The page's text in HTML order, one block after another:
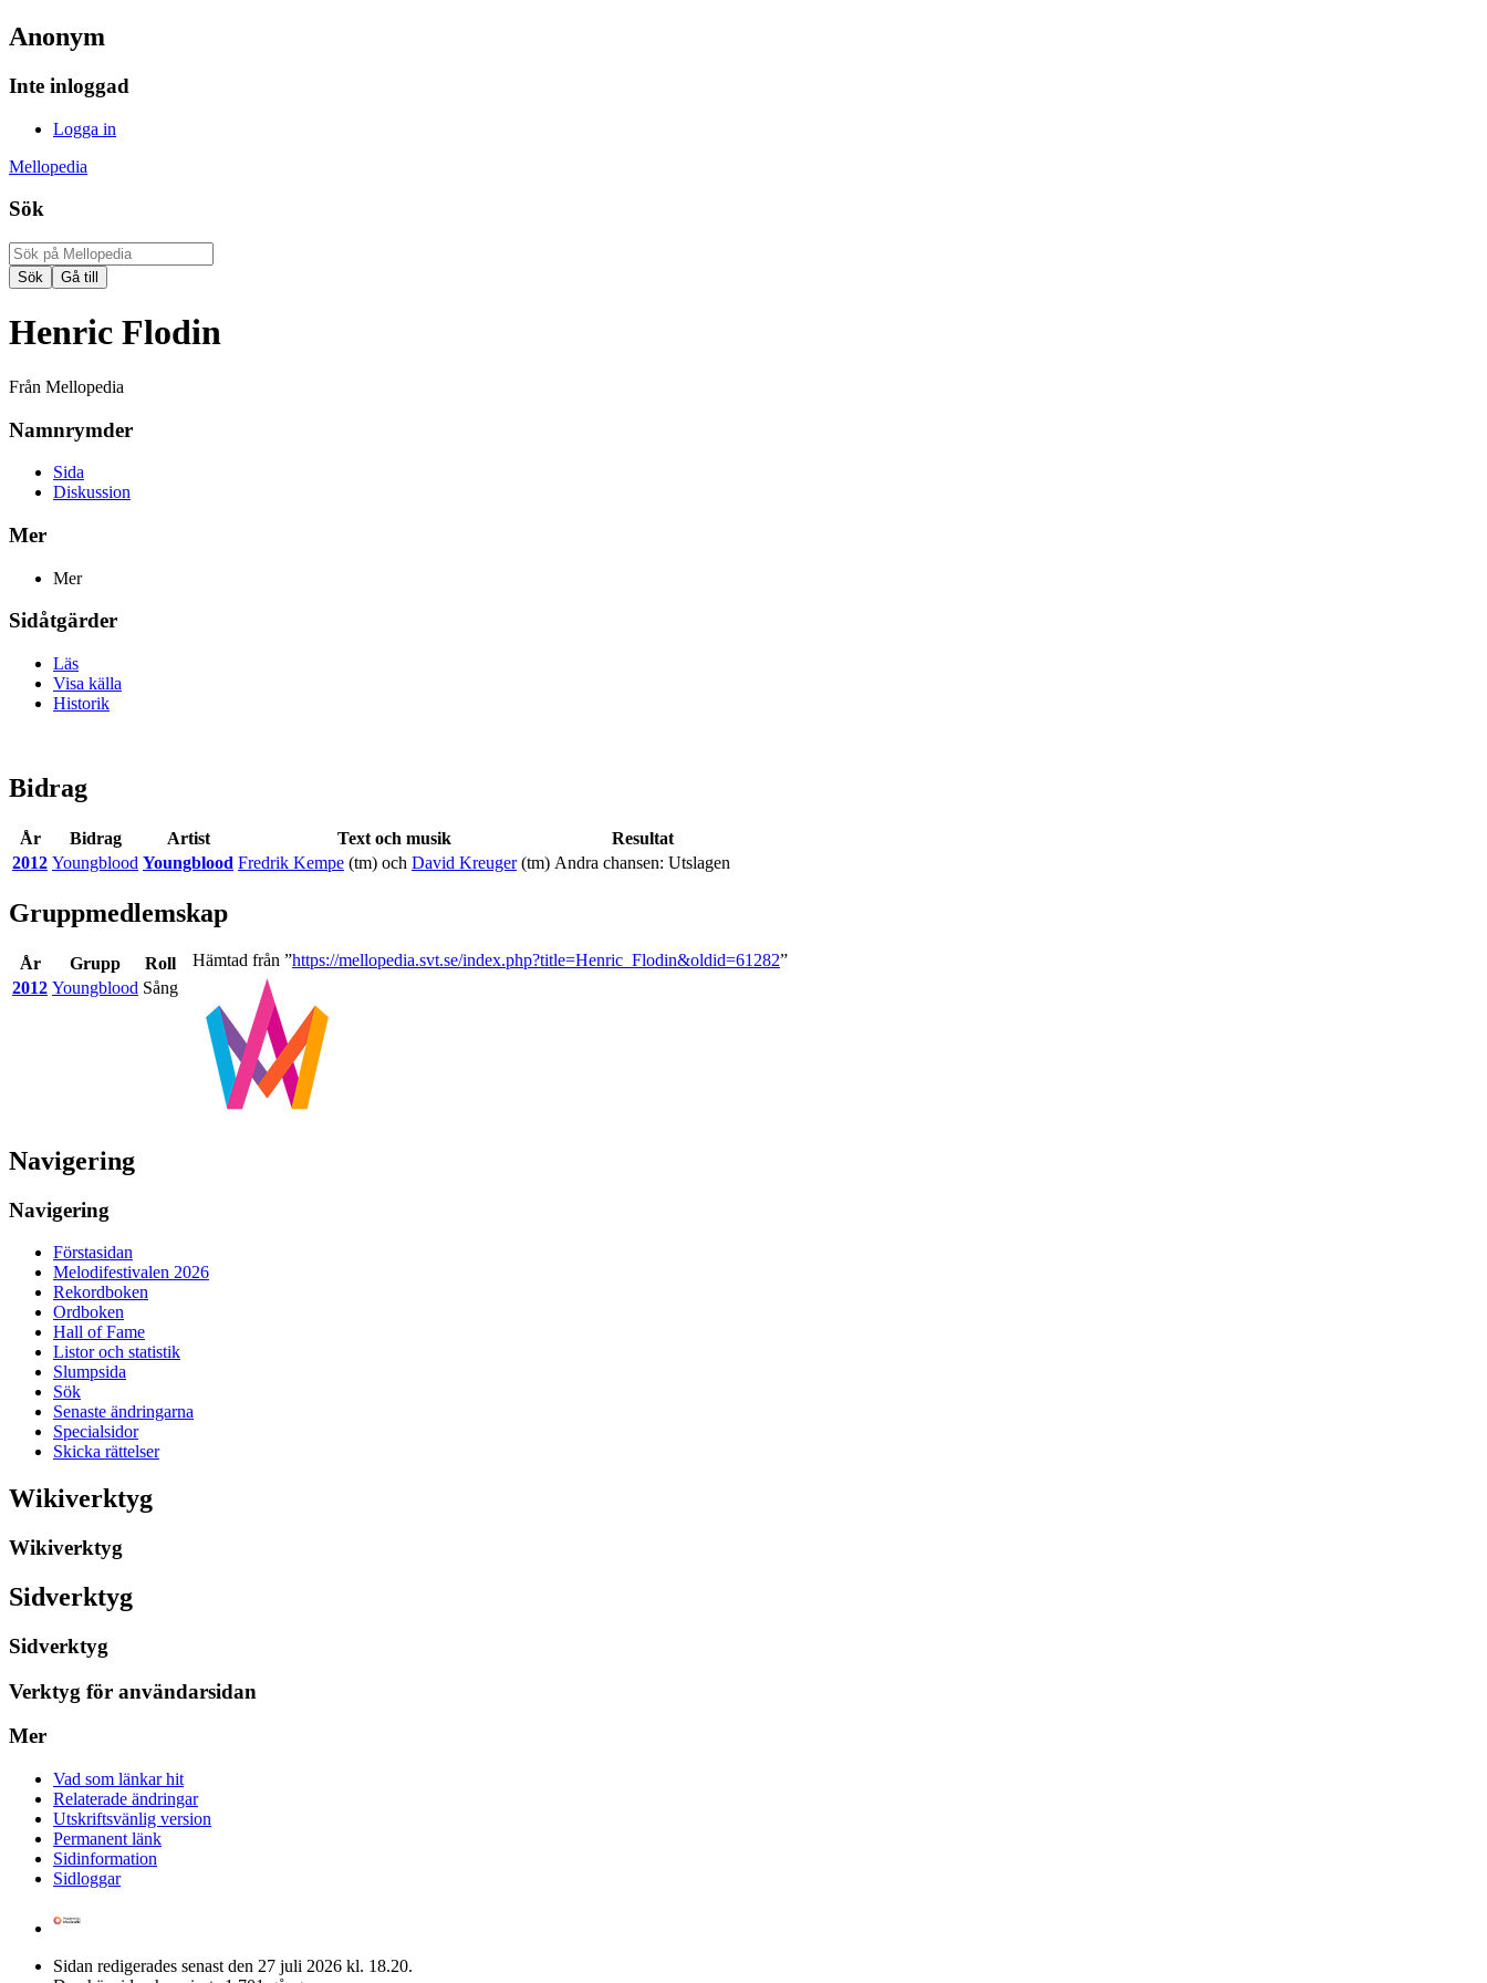
Anonym
Inte inloggad
Logga in
Mellopedia
Sök
Henric Flodin
Från Mellopedia
Namnrymder
Sida
Diskussion
Mer
Mer
Sidåtgärder
Läs
Visa källa
Historik
Bidrag
År Bidrag Artist Text och musik
Resultat
2012 Youngblood Youngblood Fredrik Kempe (tm) och David Kreuger(tm) Andra chansen: Utslagen
Gruppmedlemskap
År Grupp
Roll
2012 Youngblood Sång
Hämtad från ”https://mellopedia.svt.se/index.php?title=Henric_Flodin&oldid=61282”
Navigering
Navigering
Förstasidan
Melodifestivalen 2026
Rekordboken
Ordboken
Hall of Fame
Listor och statistik
Slumpsida
Sök
Senaste ändringarna
Specialsidor
Skicka rättelser
Wikiverktyg
Wikiverktyg
Sidverktyg
Sidverktyg
Verktyg för användarsidan
Mer
Vad som länkar hit
Relaterade ändringar
Utskriftsvänlig version
Permanent länk
Sidinformation
Sidloggar
Sidan redigerades senast den 27 juli 2026 kl. 18.20.